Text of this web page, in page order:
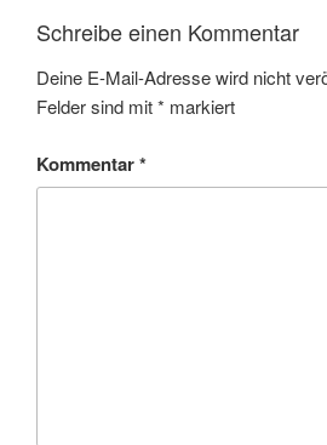
Schreibe einen Kommentar
Deine E-Mail-Adresse wird nicht
Felder sind mit* markiert
Kommentar*